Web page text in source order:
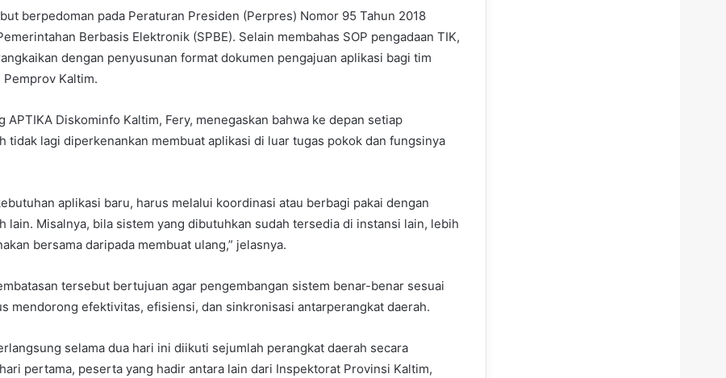
berpedoman pada Peraturan Presiden (Perpres) Nomor 95 Tahun 2018
Berbasis Elektronik (SPBE). Selain membahas SOP pengadaan TIK,
dengan penyusunan format dokumen pengajuan aplikasi bagi tim
Pemprov Kaltim.
APTIKA Diskominfo Kaltim, Fery, menegaskan bahwa ke depan setiap
tidak lagi diperkenankan membuat aplikasi di luar tugas pokok dan fungsinya
aplikasi baru, harus melalui koordinasi atau berbagi pakai dengan
lain. Misalnya, bila sistem yang dibutuhkan sudah tersedia di instansi lain, lebih
bersama daripada membuat ulang,” jelasnya.
tersebut bertujuan agar pengembangan sistem benar-benar sesuai
mendorong efektivitas, efisiensi, dan sinkronisasi antarperangkat daerah.
selama dua hari ini diikuti sejumlah perangkat daerah secara
pertama, peserta yang hadir antara lain dari Inspektorat Provinsi Kaltim,